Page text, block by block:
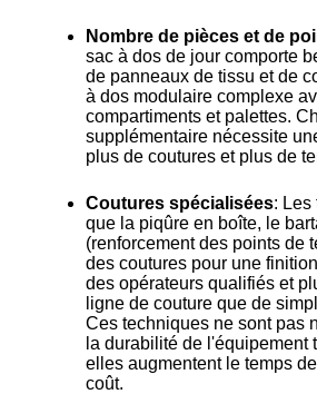
Nombre de pièces et de
sac à dos de jour comporte
de panneaux de tissu et de
à dos modulaire complexe
compartiments et palettes.
supplémentaire nécessite
plus de coutures et plus de
Coutures spécialisées: Les
que la piqûre en boîte, le
(renforcement des points de
des coutures pour une
des opérateurs qualifiés et
ligne de couture que de
Ces techniques ne sont pas
la durabilité de l'équipement
elles augmentent le temps
coût.